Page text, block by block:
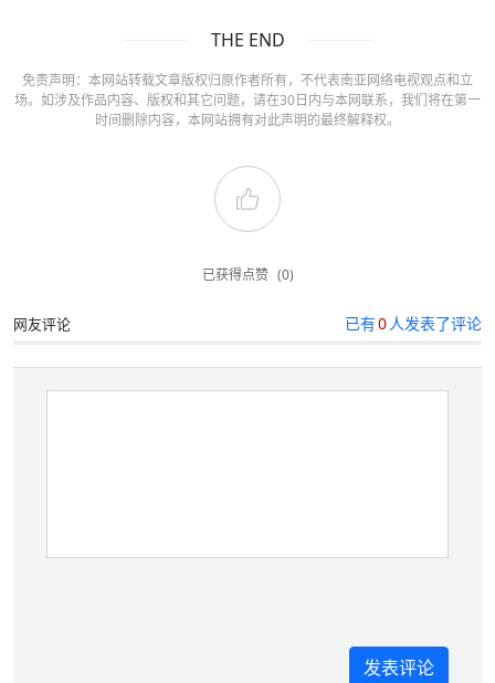
THE END
免责声明：本网站转载文章版权归原作者所有，不代表南亚网络电视观点和立
场。如涉及作品内容、版权和其它问题，请在30日内与本网联系，我们将在第一
时间删除内容，本网站拥有对此声明的最终解释权。
已获得点赞 (0)
网友评论 已有0人发表了评论